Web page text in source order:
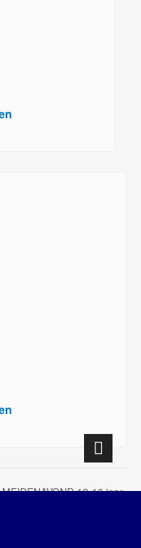
MEIDENAVOND 12-16 jaar